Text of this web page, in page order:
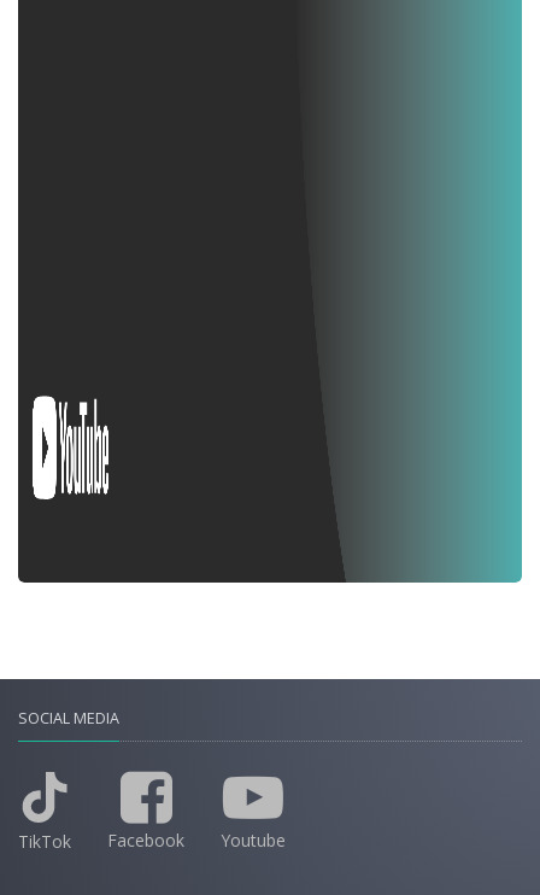
SOCIAL MEDIA
TikTok Facebook Youtube